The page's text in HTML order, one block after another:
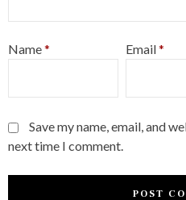
Name* Email*
Save my name, email, and
next time I comment.